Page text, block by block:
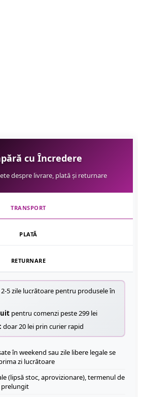
cu Încredere
despre livrare, plată și returnare
TRANSPORT
PLATĂ
RETURNARE
2-5 zile lucrătoare pentru produsele în
pentru comenzi peste 299 lei
doar 20 lei prin curier rapid
în weekend sau zile libere legale se
zi lucrătoare
(lipsă stoc, aprovizionare), termenul de
prelungit